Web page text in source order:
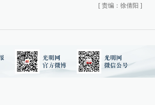
[ 责编：徐倩阳 ]